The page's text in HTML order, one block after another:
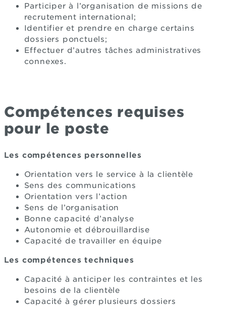
Participer à l’organisation de missions de
recrutement international;
Identifier et prendre en charge certains
dossiers ponctuels;
Effectuer d’autres tâches administratives
connexes.
Compétences requises
pour le poste
Les compétences personnelles
Orientation vers le service à la clientèle
Sens des communications
Orientation vers l’action
Sens de l’organisation
Bonne capacité d’analyse
Autonomie et débrouillardise
Capacité de travailler en équipe
Les compétences techniques
Capacité à anticiper les contraintes et les
besoins de la clientèle
Capacité à gérer plusieurs dossiers